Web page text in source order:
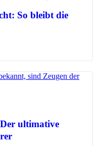
So bleibt die
Der ultimative